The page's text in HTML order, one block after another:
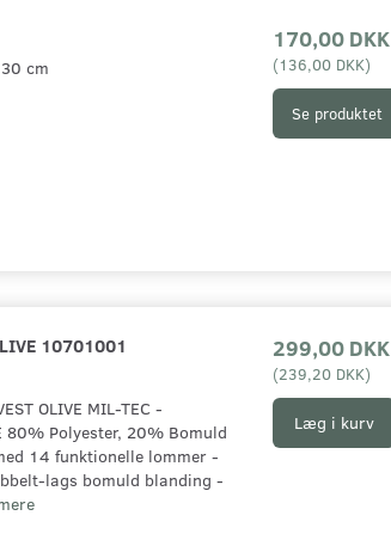
Se produktet
cm
170,00 DKK
(136,00 DKK)
Se produktet
10701001
OLIVE MIL-TEC -
80% Polyester, 20% Bomuld
14 funktionelle lommer -
lags bomuld blanding -
299,00 DKK
(239,20 DKK)
Læg i kurv